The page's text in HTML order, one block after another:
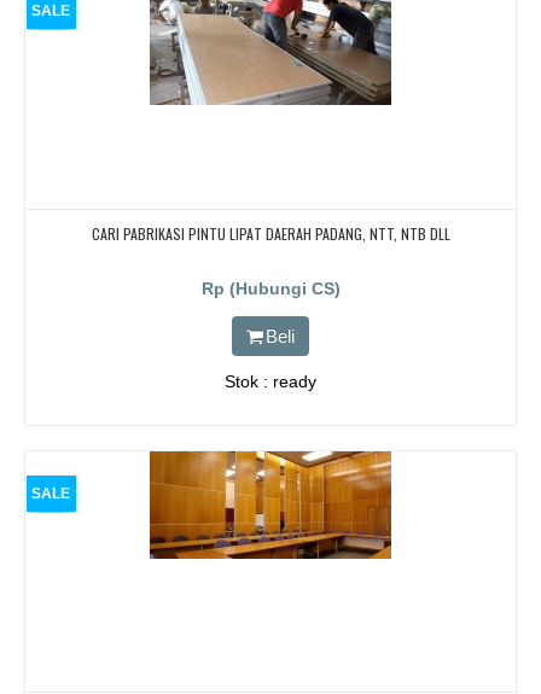
SALE
CARI PABRIKASI PINTU LIPAT DAERAH PADANG, NTT, NTB DLL
Rp (Hubungi CS)
Beli
Stok : ready
SALE